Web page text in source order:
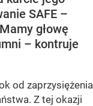
SAFE –
głowę
– kontruje
od zaprzysiężenia
Z tej okazji